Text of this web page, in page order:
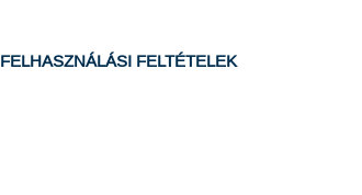
FELHASZNÁLÁSI FELTÉTELEK